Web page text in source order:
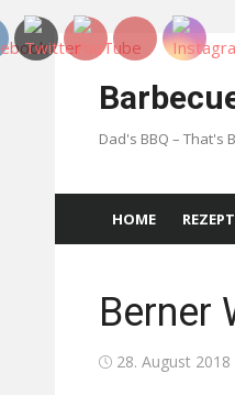
Dad's BBQ – That's
HOME
Berner
Posted
28. August 2018